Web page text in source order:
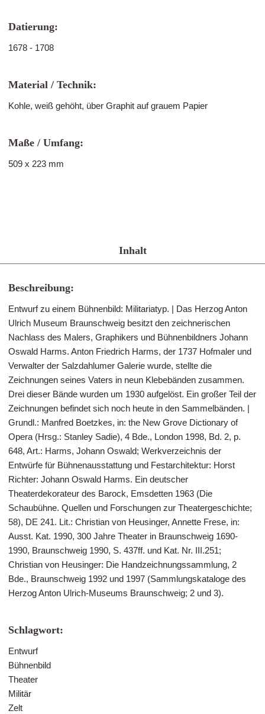
Datierung:
1678 - 1708
Material / Technik:
Kohle, weiß gehöht, über Graphit auf grauem Papier
Maße / Umfang:
509 x 223 mm
Inhalt
Beschreibung:
Entwurf zu einem Bühnenbild: Militariatyp. | Das Herzog Anton
Ulrich Museum Braunschweig besitzt den zeichnerischen
Nachlass des Malers, Graphikers und Bühnenbildners Johann
Oswald Harms. Anton Friedrich Harms, der 1737 Hofmaler und
Verwalter der Salzdahlumer Galerie wurde, stellte die
Zeichnungen seines Vaters in neun Klebebänden zusammen.
Drei dieser Bände wurden um 1930 aufgelöst. Ein großer Teil der
Zeichnungen befindet sich noch heute in den Sammelbänden. |
Grundl.: Manfred Boetzkes, in: the New Grove Dictionary of
Opera (Hrsg.: Stanley Sadie), 4 Bde., London 1998, Bd. 2, p.
648, Art.: Harms, Johann Oswald; Werkverzeichnis der
Entwürfe für Bühnenausstattung und Festarchitektur: Horst
Richter: Johann Oswald Harms. Ein deutscher
Theaterdekorateur des Barock, Emsdetten 1963 (Die
Schaubühne. Quellen und Forschungen zur Theatergeschichte;
58), DE 241. Lit.: Christian von Heusinger, Annette Frese, in:
Ausst. Kat. 1990, 300 Jahre Theater in Braunschweig 1690-
1990, Braunschweig 1990, S. 437ff. und Kat. Nr. III.251;
Christian von Heusinger: Die Handzeichnungssammlung, 2
Bde., Braunschweig 1992 und 1997 (Sammlungskataloge des
Herzog Anton Ulrich-Museums Braunschweig; 2 und 3).
Schlagwort:
Entwurf
Bühnenbild
Theater
Militär
Zelt